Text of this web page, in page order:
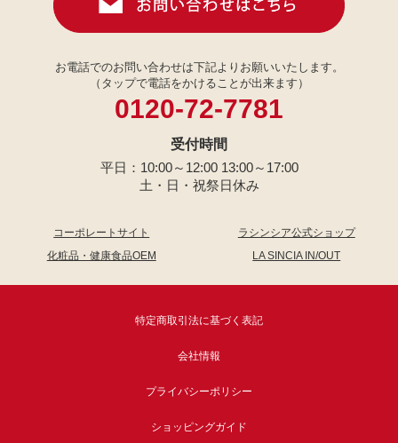
お電話でのお問い合わせは下記よりお願いいたします。
（タップで電話をかけることが出来ます）
0120-72-7781
受付時間
平日：10:00～12:00 13:00～17:00
土・日・祝祭日休み
コーポレートサイト
ラシンシア公式ショップ
化粧品・健康食品OEM
LA SINCIA IN/OUT
特定商取引法に基づく表記
会社情報
プライバシーポリシー
ショッピングガイド